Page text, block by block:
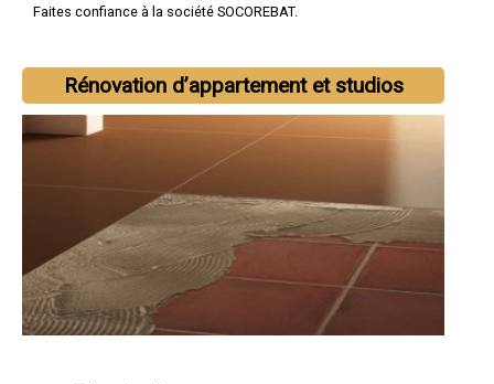
Faites confiance à la société SOCOREBAT.
Rénovation d’appartement et studios